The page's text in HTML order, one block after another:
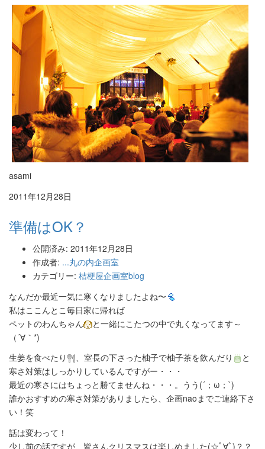
asami
2011年12月28日
準備はOK？
公開済み: 2011年12月28日
作成者: ...丸の内企画室
カテゴリー: 桔梗屋企画室blog
なんだか最近一気に寒くなりましたよね〜
私はここんとこ毎日家に帰れば
ペットのわんちゃん
と一緒にこたつの中で丸くなってます～
（´∀｀*)
生姜を食べたり
、室長の下さった柚子で柚子茶を飲んだり
と
寒さ対策はしっかりしているんですがー・・・
最近の寒さにはちょっと勝てませんね・・・。うう(´；ω；`)
誰かおすすめの寒さ対策がありましたら、企画naoまでご連絡下さ
い！笑
話は変わって！
少し前の話ですが、皆さんクリスマスは楽しめました(☆ﾟ∀ﾟ)？？